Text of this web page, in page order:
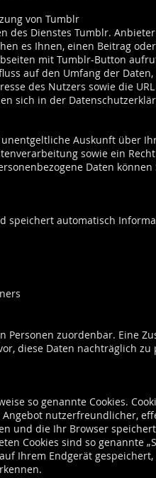
von Tumblr
des Dienstes Tumblr.
es Ihnen, einen Beitrag
mit Tumblr-Button
auf den Umfang der
des Nutzers sowie die
sich in der
Auskunft über
sowie ein
Daten
speichert automatisch
Personen zuordenbar. Eine
diese Daten nachträglich
so genannte Cookies.
nutzerfreundlicher,
und die Ihr Browser
Cookies sind so genannte
Ihrem Endgerät